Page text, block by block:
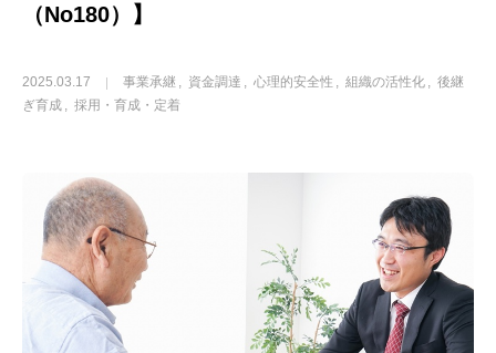
（No180）】
2025.03.17 事業承継 資金調達 心理的安全性 組織の活性化
後継
ぎ育成
採用・育成・定着